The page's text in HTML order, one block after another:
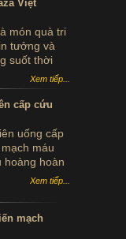
Việt
món quà tri
tưởng và
suốt thời
Xem tiếp...
cấp cứu
uống cấp
máu
hoàng hoàn
đồng nhân
Xem tiếp...
mạch